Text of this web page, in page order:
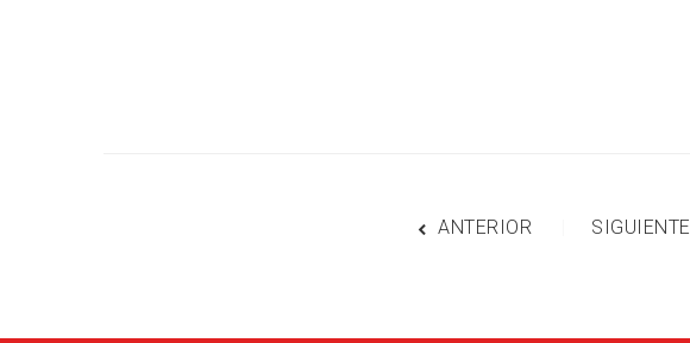
ANTERIOR SIGUIENTE